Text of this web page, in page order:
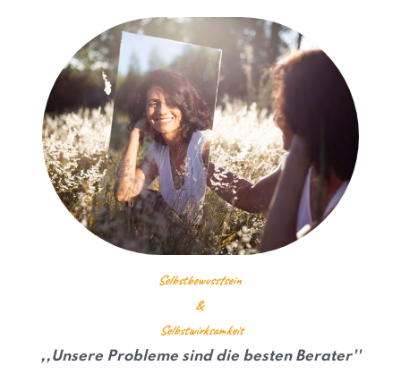
Selbstbewusstsein
&
Selbstwirksamkeit
,,Unsere Probleme sind die besten Berater''